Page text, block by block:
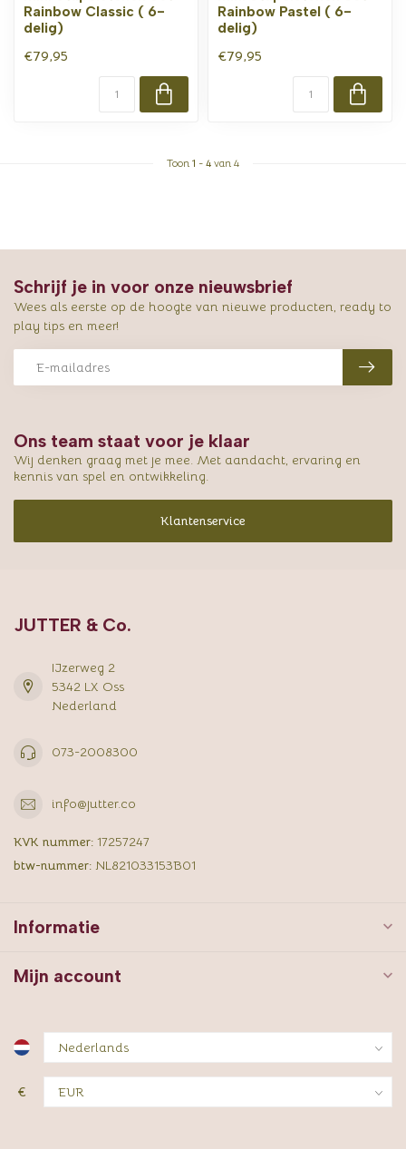
Rainbow Classic ( 6-
delig)
€79,95
Rainbow Pastel ( 6-
delig)
€79,95
Toon 1 - 4 van 4
Ons team staat voor je klaar
Wij denken graag met je mee. Met aandacht, ervaring en
kennis van spel en ontwikkeling.
Klantenservice
Schrijf je in voor onze nieuwsbrief
Wees als eerste op de hoogte van nieuwe producten, ready to
play tips en meer!
JUTTER & Co.
IJzerweg 2
5342 LX Oss
Nederland
073-2008300
info@jutter.co
KVK nummer: 17257247
btw-nummer: NL821033153B01
Informatie
Mijn account
€